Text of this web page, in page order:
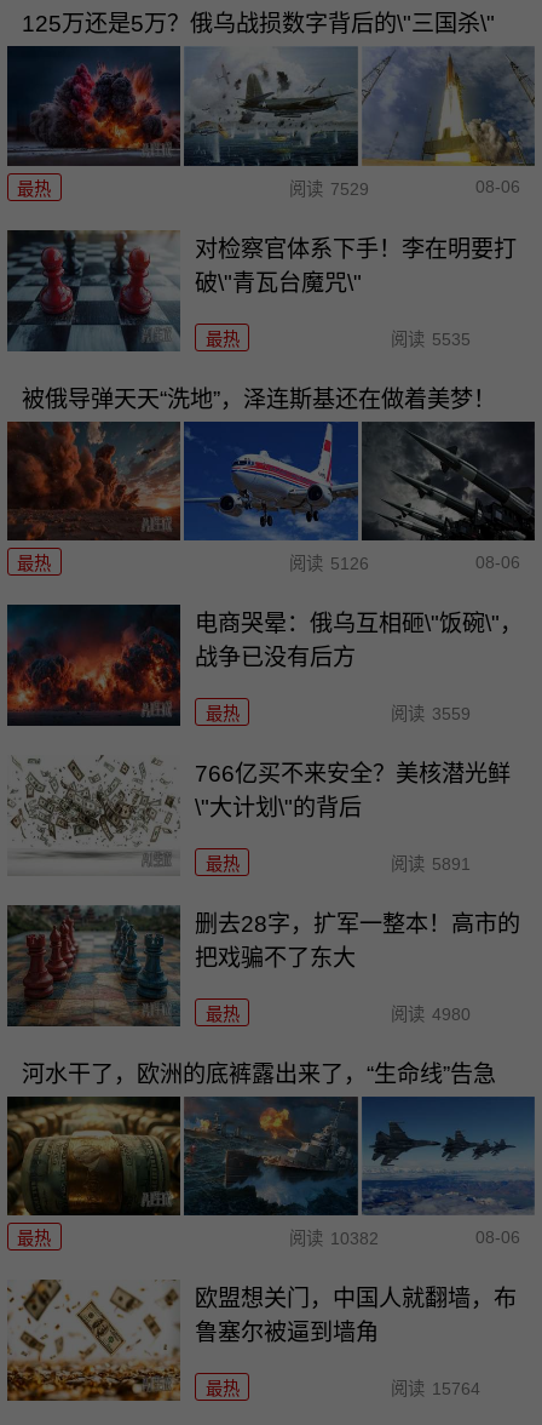
125万还是5万？俄乌战损数字背后的\"三国杀\"
最热 阅读 7529 08-06
对检察官体系下手！李在明要打
破\"青瓦台魔咒\"
最热 阅读 5535
被俄导弹天天“洗地”，泽连斯基还在做着美梦！
最热 阅读 5126 08-06
电商哭晕：俄乌互相砸\"饭碗\"，
战争已没有后方
最热 阅读 3559
766亿买不来安全？美核潜光鲜
\"大计划\"的背后
最热 阅读 5891
删去28字，扩军一整本！高市的
把戏骗不了东大
最热 阅读 4980
河水干了，欧洲的底裤露出来了，“生命线”告急
最热 阅读 10382 08-06
欧盟想关门，中国人就翻墙，布
鲁塞尔被逼到墙角
最热 阅读 15764